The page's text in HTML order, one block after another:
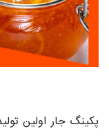
پکینگ جار اولین